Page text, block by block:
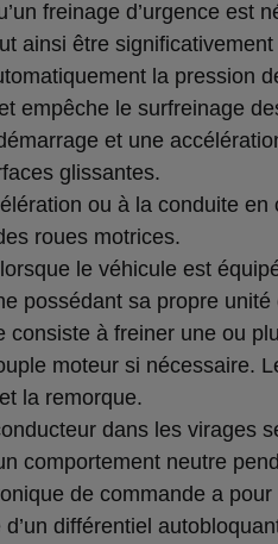
freinage d’urgence est
ainsi être
la pression
empêche le surfreinage
et une
glissantes.
ou à la conduite en
roues motrices.
le véhicule est
possédant sa propre
consiste à freiner une ou
moteur si nécessaire.
la remorque.
dans les virages
comportement neutre
de commande a
différentiel